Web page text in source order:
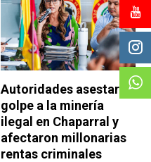
Autoridades asestaron
golpe a la minería
ilegal en Chaparral y
afectaron millonarias
rentas criminales